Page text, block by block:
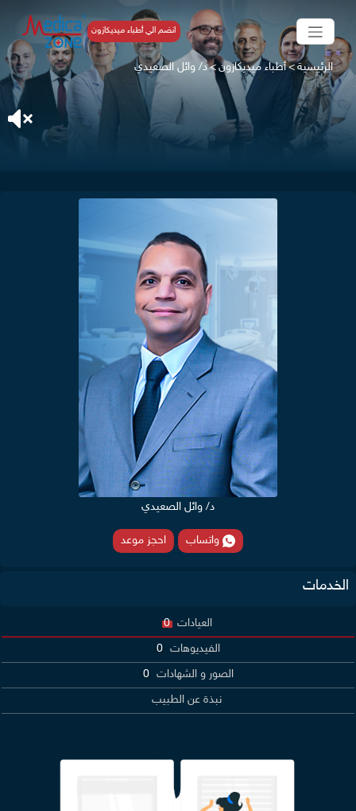
انضم الي أطباء ميديكازون
الرئيسية>أطباء ميديكازون>د/ وائل الصعيدي
د/ وائل الصعيدي
واتساب احجز موعد
الخدمات
العيادات 0
الفيديوهات 0
الصور و الشهادات 0
نبذة عن الطبيب